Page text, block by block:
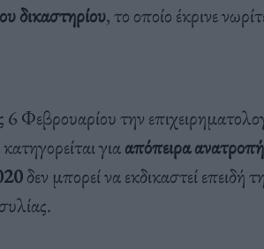
δικαστηρίου, το οποίο έκρινε
Φεβρουαρίου την
γιααπόπειρα
δεν μπορεί να εκδικαστεί επειδή